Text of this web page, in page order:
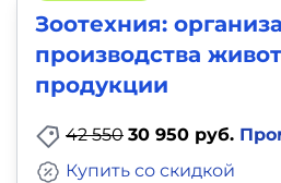
Зоотехния:
производства
продукции
42 550 30 950 руб.
Купить со скидкой